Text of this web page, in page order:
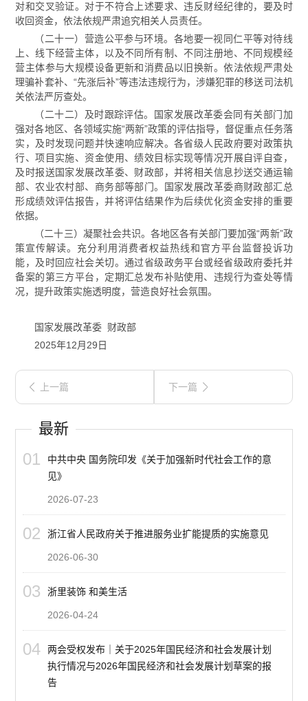
对和交叉验证。对于不符合上述要求、违反财经纪律的，要及时
收回资金，依法依规严肃追究相关人员责任。
（二十一）营造公平参与环境。各地要一视同仁平等对待线
上、线下经营主体，以及不同所有制、不同注册地、不同规模经
营主体参与大规模设备更新和消费品以旧换新。依法依规严肃处
理骗补套补、“先涨后补”等违法违规行为，涉嫌犯罪的移送司法机
关依法严厉查处。
（二十二）及时跟踪评估。国家发展改革委会同有关部门加
强对各地区、各领域实施“两新”政策的评估指导，督促重点任务落
实，及时发现问题并快速响应解决。各省级人民政府要对政策执
行、项目实施、资金使用、绩效目标实现等情况开展自评自查，
及时报送国家发展改革委、财政部，并将相关信息抄送交通运输
部、农业农村部、商务部等部门。国家发展改革委商财政部汇总
形成绩效评估报告，并将评估结果作为后续优化资金安排的重要
依据。
（二十三）凝聚社会共识。各地区各有关部门要加强“两新”政
策宣传解读。充分利用消费者权益热线和官方平台监督投诉功
能，及时回应社会关切。通过省级政务平台或经省级政府委托并
备案的第三方平台，定期汇总发布补贴使用、违规行为查处等情
况，提升政策实施透明度，营造良好社会氛围。
国家发展改革委 财政部
2025年12月29日
上一篇 下一篇
最新
01
中共中央 国务院印发《关于加强新时代社会工作的意
见》
2026-07-23
02 浙江省人民政府关于推进服务业扩能提质的实施意见
2026-06-30
03 浙里装饰 和美生活
2026-04-24
04
两会受权发布｜关于2025年国民经济和社会发展计划
执行情况与2026年国民经济和社会发展计划草案的报
告